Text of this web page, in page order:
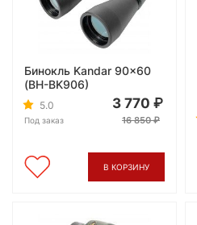
Бинокль Kandar 90x60
(BH-BK906)
5.0
Под заказ
3 770
16 850
В КОРЗИНУ